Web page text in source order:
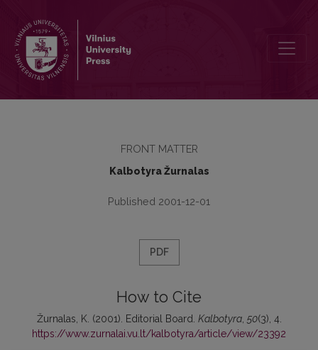
FRONT MATTER
Kalbotyra Žurnalas
Published 2001-12-01
PDF
How to Cite
Žurnalas, K. (2001). Editorial Board. Kalbotyra, 50(3), 4.
https://www.zurnalai.vu.lt/kalbotyra/article/view/23392